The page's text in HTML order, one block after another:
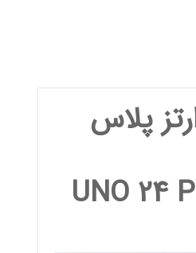
پلاس
UNO 24